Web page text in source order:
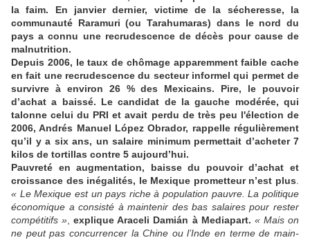
la faim. En janvier dernier, victime de la sécheresse, la
communauté Raramuri (ou Tarahumaras) dans le nord du
pays a connu une recrudescence de décès pour cause de
malnutrition.
Depuis 2006, le taux de chômage apparemment faible cache
en fait une recrudescence du secteur informel qui permet de
survivre à environ 26 % des Mexicains. Pire, le pouvoir
d’achat a baissé. Le candidat de la gauche modérée, qui
talonne celui du PRI et avait perdu de très peu l'élection de
2006, Andrés Manuel López Obrador, rappelle régulièrement
qu’il y a six ans, un salaire minimum permettait d’acheter 7
kilos de tortillas contre 5 aujourd’hui.
Pauvreté en augmentation, baisse du pouvoir d’achat et
croissance des inégalités, le Mexique prometteur n’est plus.
« Le Mexique est un pays riche à population pauvre. La politique
économique a consisté à maintenir des bas salaires pour rester
compétitifs »,explique Araceli Damián à Mediapart. « Mais on
ne peut pas concurrencer la Chine ou l’Inde en terme de main-